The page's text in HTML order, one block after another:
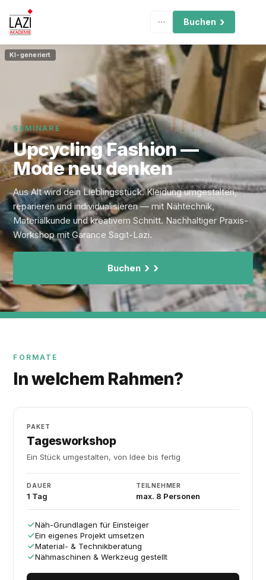
Buchen
KI-generiert
SEMINARE
Upcycling Fashion —
Mode neu denken
Aus Alt wird dein Lieblingsstück. Kleidung umgestalten,
reparieren und individualisieren — mit Nähtechnik,
Materialkunde und kreativem Schnitt. Nachhaltiger Praxis-
Workshop mit Garance Sagit-Lazi.
Buchen ›
FORMATE
In welchem Rahmen?
PAKET
Tagesworkshop
Ein Stück umgestalten, von Idee bis fertig
DAUER
1 Tag
TEILNEHMER
max. 8 Personen
Näh-Grundlagen für Einsteiger
Ein eigenes Projekt umsetzen
Material- & Technikberatung
Nähmaschinen & Werkzeug gestellt